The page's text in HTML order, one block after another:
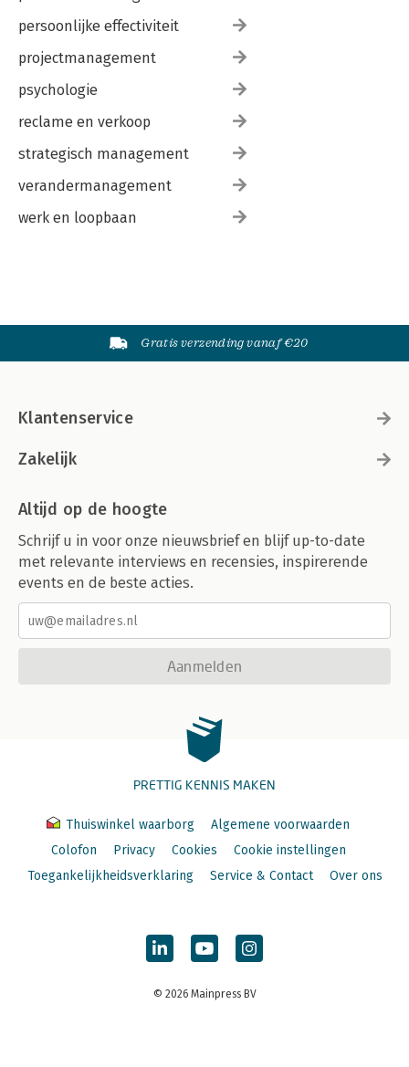
persoonlijke effectiviteit
projectmanagement
psychologie
reclame en verkoop
strategisch management
verandermanagement
werk en loopbaan
Gratis verzending vanaf €20
Klantenservice
Zakelijk
Altijd op de hoogte
Schrijf u in voor onze nieuwsbrief en blijf up-to-date
met relevante interviews en recensies, inspirerende
events en de beste acties.
Aanmelden
PRETTIG KENNIS MAKEN
Thuiswinkel waarborg
Algemene voorwaarden
Colofon
Privacy Cookies
Cookie instellingen
Toegankelijkheidsverklaring
Service & Contact Over ons
© 2026 Mainpress BV